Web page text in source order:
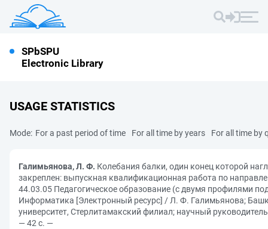
SPbSPU
Electronic Library
USAGE STATISTICS
Mode: For a past period of time For all time by years For all time by
Галимьянова, Л. Ф. Колебания балки, один конец которой
закреплен: выпускная квалификационная работа по
44.03.05 Педагогическое образование (с двумя профилями
Информатика [Электронный ресурс] / Л. Ф. Галимьянова;
университет, Стерлитамакский филиал; научный
— 42 с. —